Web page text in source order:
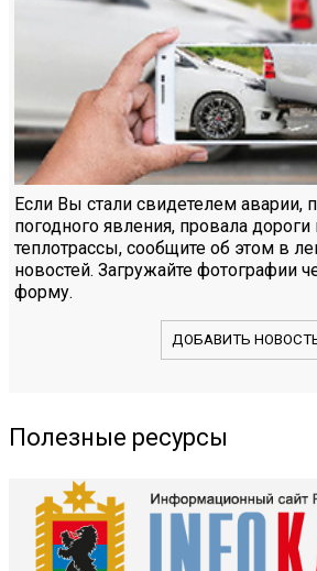
Если Вы стали свидетелем аварии,
погодного явления, провала
теплотрассы, сообщите об этом в
новостей. Загружайте фотографии
форму.
ДОБАВИТЬ
Полезные ресурсы